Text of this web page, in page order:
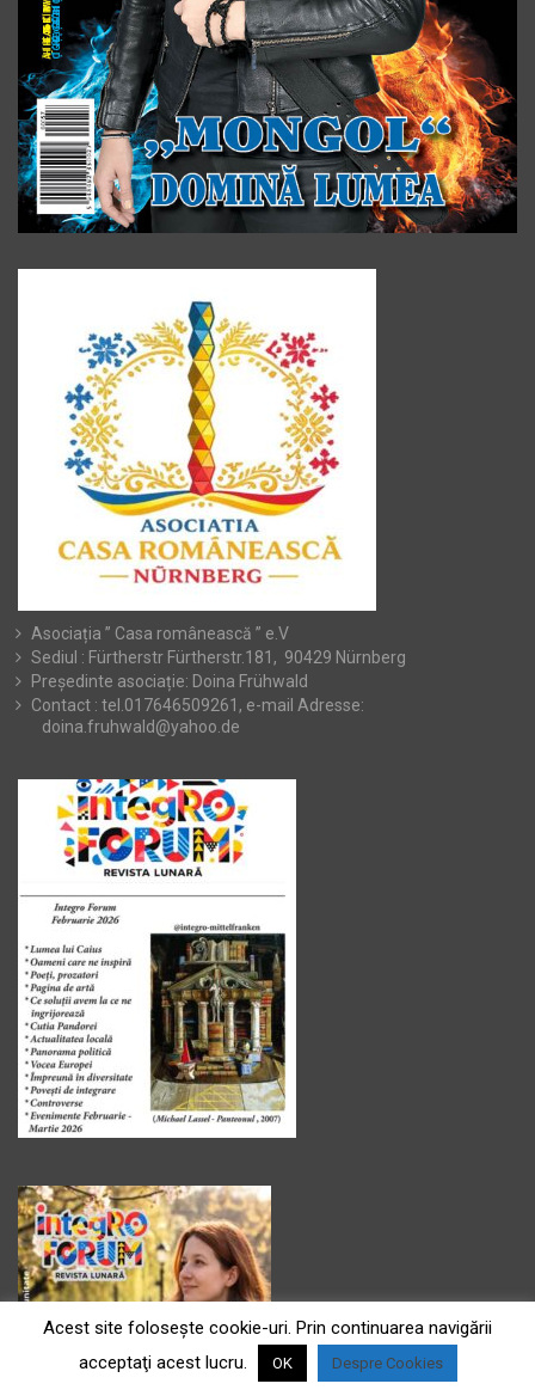
Asociația ” Casa românească ” e.V
Sediul : Fürtherstr Fürtherstr.181, 90429 Nürnberg
Președinte asociație: Doina Frühwald
Contact : tel.017646509261, e-mail Adresse:
doina.fruhwald@yahoo.de
Acest site foloseşte cookie-uri. Prin continuarea navigării
acceptaţi acest lucru.
OK Despre Cookies